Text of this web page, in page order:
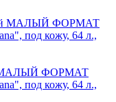
МАЛЫЙ ФОРМАТ
под кожу, 64 л.,